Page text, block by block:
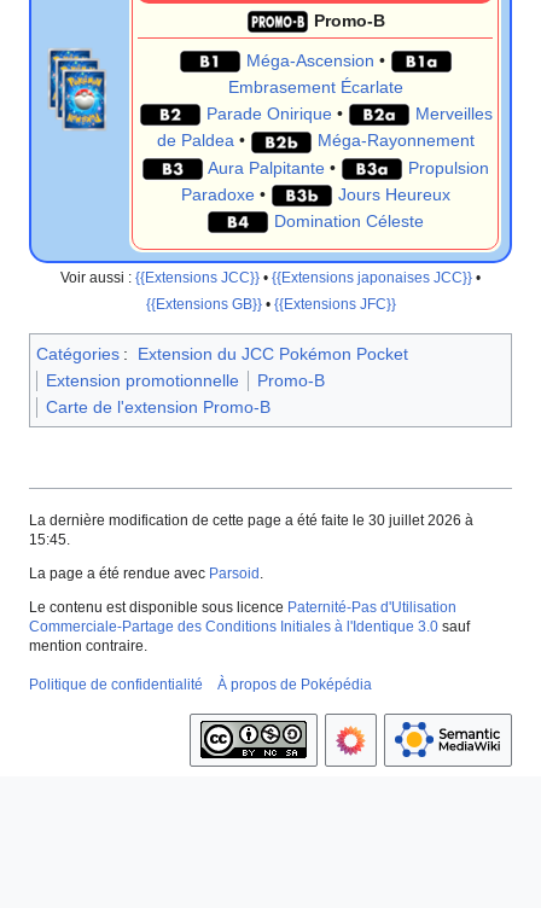
Promo-B
Méga-Ascension •
Embrasement Écarlate
Parade Onirique•
Merveilles
de Paldea•
Méga-Rayonnement
Aura Palpitante •
Propulsion
Paradoxe•
Jours Heureux
Domination Céleste
Voir aussi : {{Extensions JCC}} • {{Extensions japonaises JCC}} •
{{Extensions GB}}• {{Extensions JFC}}
Catégories :
Extension du JCC Pokémon Pocket
Extension promotionnelle
Promo-B
Carte de l'extension Promo-B
La dernière modification de cette page a été faite le 30 juillet 2026 à
15:45.
La page a été rendue avec Parsoid
Le contenu est disponible sous licence Paternité-Pas d'Utilisation
Commerciale-Partage des Conditions Initiales à l'Identique 3.0 sauf
mention contraire.
Politique de confidentialité À propos de Poképédia